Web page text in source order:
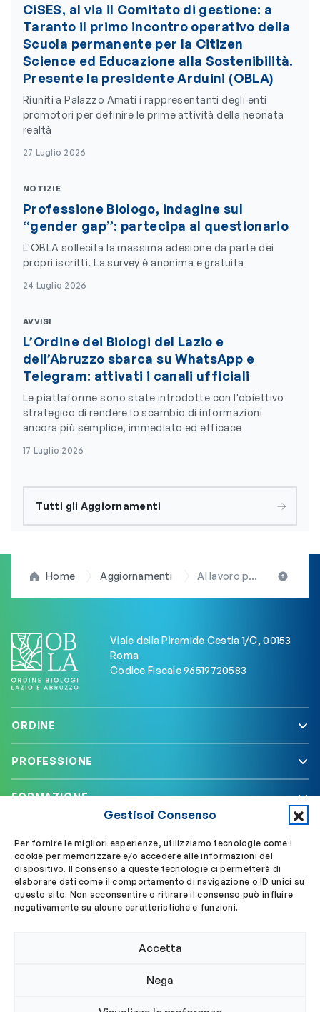
Gestisci Consenso
Per fornire le migliori esperienze, utilizziamo tecnologie come i
cookie per memorizzare e/o accedere alle informazioni del
dispositivo. Il consenso a queste tecnologie ci permetterà di
elaborare dati come il comportamento di navigazione o ID unici su
questo sito. Non acconsentire o ritirare il consenso può influire
negativamente su alcune caratteristiche e funzioni.
Accetta
Nega
CiSES, al via il Comitato di gestione: a
Taranto il primo incontro operativo della
Scuola permanente per la Citizen
Science ed Educazione alla Sostenibilità.
Presente la presidente Arduini (OBLA)
Riuniti a Palazzo Amati i rappresentanti degli enti
promotori per definire le prime attività della neonata
realtà
27 Luglio 2026
NOTIZIE
Professione Biologo, indagine sul
“gender gap”: partecipa al questionario
L'OBLA sollecita la massima adesione da parte dei
propri iscritti. La survey è anonima e gratuita
24 Luglio 2026
AVVISI
L’Ordine dei Biologi del Lazio e
dell’Abruzzo sbarca su WhatsApp e
Telegram: attivati i canali ufficiali
Le piattaforme sono state introdotte con l'obiettivo
strategico di rendere lo scambio di informazioni
ancora più semplice, immediato ed efficace
17 Luglio 2026
Tutti gli Aggiornamenti
Home Aggiornamenti Al lavoro per il futuro dei Biologi: la presidente Arduini (OBLA) incontra la vicepresidente della Regione Lazio Angelilli
Viale della Piramide Cestia 1/C, 00153
Roma
Codice Fiscale 96519720583
ORDINE
PROFESSIONE
FORMAZIONE
Segui OBLA su Accedi a My OBLA